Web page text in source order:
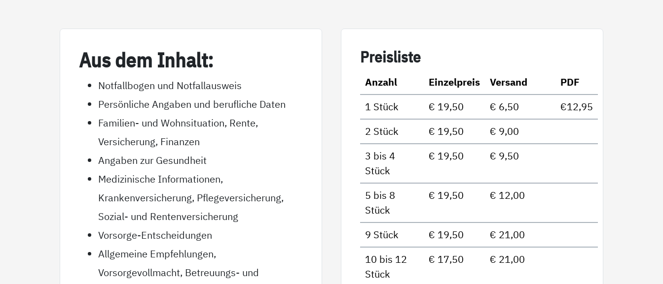
Aus dem In­halt:
Notfallbogen und Notfallausweis
Persönliche Angaben und berufliche Daten
Familien- und Wohnsituation, Rente,
Versicherung, Finanzen
Angaben zur Gesundheit
Medizinische Informationen,
Krankenversicherung, Pflegeversicherung,
Sozial- und Rentenversicherung
Vorsorge-Entscheidungen
Allgemeine Empfehlungen,
Vorsorgevollmacht, Betreuungs- und
Preis­lis­te
Anzahl Einzelpreis Versand
PDF
1 Stück
€ 19,50 € 6,50
€12,95
2 Stück
€ 19,50
€ 9,00
3 bis 4
Stück
€ 19,50 € 9,50
5 bis 8
Stück
€ 19,50 € 12,00
9 Stück € 19,50
€ 21,00
10 bis 12
Stück
€ 17,50 € 21,00